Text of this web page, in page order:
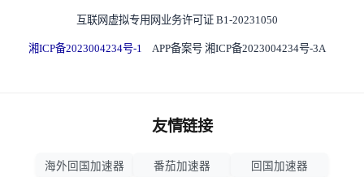
互联网虚拟专用网业务许可证 B1-20231050
湘ICP备2023004234号-1 APP备案号 湘ICP备2023004234号-3A
友情链接
海外回国加速器 番茄加速器
回国加速器